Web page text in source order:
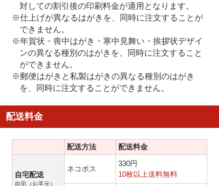
対しての割引後の印刷料金が適用となります。
※仕上げが異なるはがきを、同時に注文することが
できません。
※年賀状・喪中はがき・寒中見舞い・挨拶状デザイ
ンの異なる種別のはがきを、同時に注文すること
ができません。
※郵便はがきと私製はがきの異なる種別のはがき
を、同時に注文することができません。
配送料金
配送方法 配送料金
自宅配送
自宅（お手元）
ネコポス
330円
10枚以上送料無料